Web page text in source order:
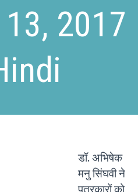
2017
डॉ. अभिषेक
मनु सिंघवी ने
पत्रकारों को